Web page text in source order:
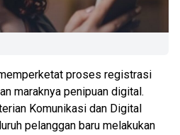
proses registrasi
maraknya penipuan digital.
Komunikasi dan Digital
pelanggan baru melakukan